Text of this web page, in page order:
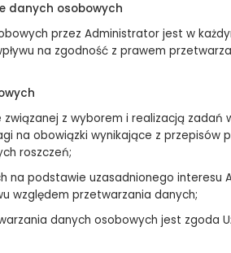
danych osobowych
przez Administrator jest w
na zgodność z prawem
związanej z wyborem i realizacją
na obowiązki wynikające z
roszczeń;
na podstawie uzasadnionego
względem przetwarzania danych;
danych osobowych jest zgoda